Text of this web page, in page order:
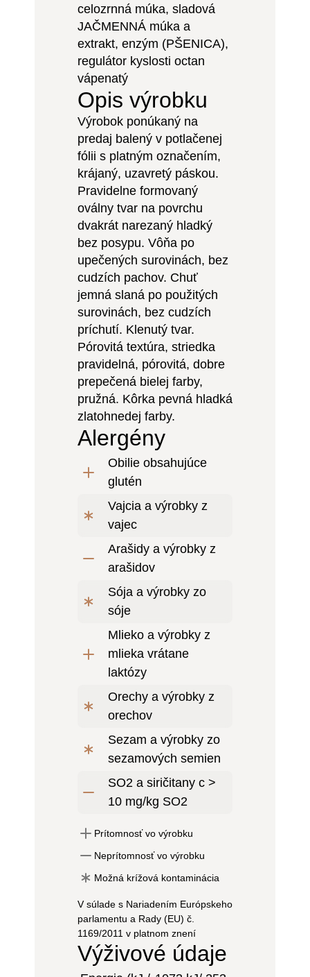
celozrnná múka, sladová
JAČMENNÁ múka a
extrakt, enzým (PŠENICA),
regulátor kyslosti octan
vápenatý
Opis výrobku
Výrobok ponúkaný na
predaj balený v potlačenej
fólii s platným označením,
krájaný, uzavretý páskou.
Pravidelne formovaný
oválny tvar na povrchu
dvakrát narezaný hladký
bez posypu. Vôňa po
upečených surovinách, bez
cudzích pachov. Chuť
jemná slaná po použitých
surovinách, bez cudzích
príchutí. Klenutý tvar.
Pórovitá textúra, striedka
pravidelná, pórovitá, dobre
prepečená bielej farby,
pružná. Kôrka pevná hladká
zlatohnedej farby.
Alergény
Obilie obsahujúce
glutén
Vajcia a výrobky z
vajec
Arašidy a výrobky z
arašidov
Sója a výrobky zo
sóje
Mlieko a výrobky z
mlieka vrátane
laktózy
Orechy a výrobky z
orechov
Sezam a výrobky zo
sezamových semien
SO2 a siričitany c >
10 mg/kg SO2
Prítomnosť vo výrobku
Neprítomnosť vo výrobku
Možná krížová kontaminácia
V súlade s Nariadením Európskeho
parlamentu a Rady (EU) č.
1169/2011 v platnom znení
Výživové údaje